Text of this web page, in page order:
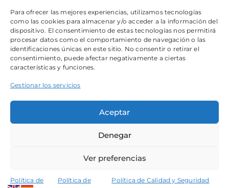
Para ofrecer las mejores experiencias, utilizamos tecnologías
como las cookies para almacenar y/o acceder a la información del
dispositivo. El consentimiento de estas tecnologías nos permitirá
procesar datos como el comportamiento de navegación o las
identificaciones únicas en este sitio. No consentir o retirar el
consentimiento, puede afectar negativamente a ciertas
características y funciones.
Gestionar los servicios
Aceptar
Denegar
Ver preferencias
Política de
Política de
Política de Calidad y Seguridad
Política de Privacidad
Calidad y Seguridad Alimentaria
© COPYRIGHT – VACIOPLAST SALAMANCA 2023